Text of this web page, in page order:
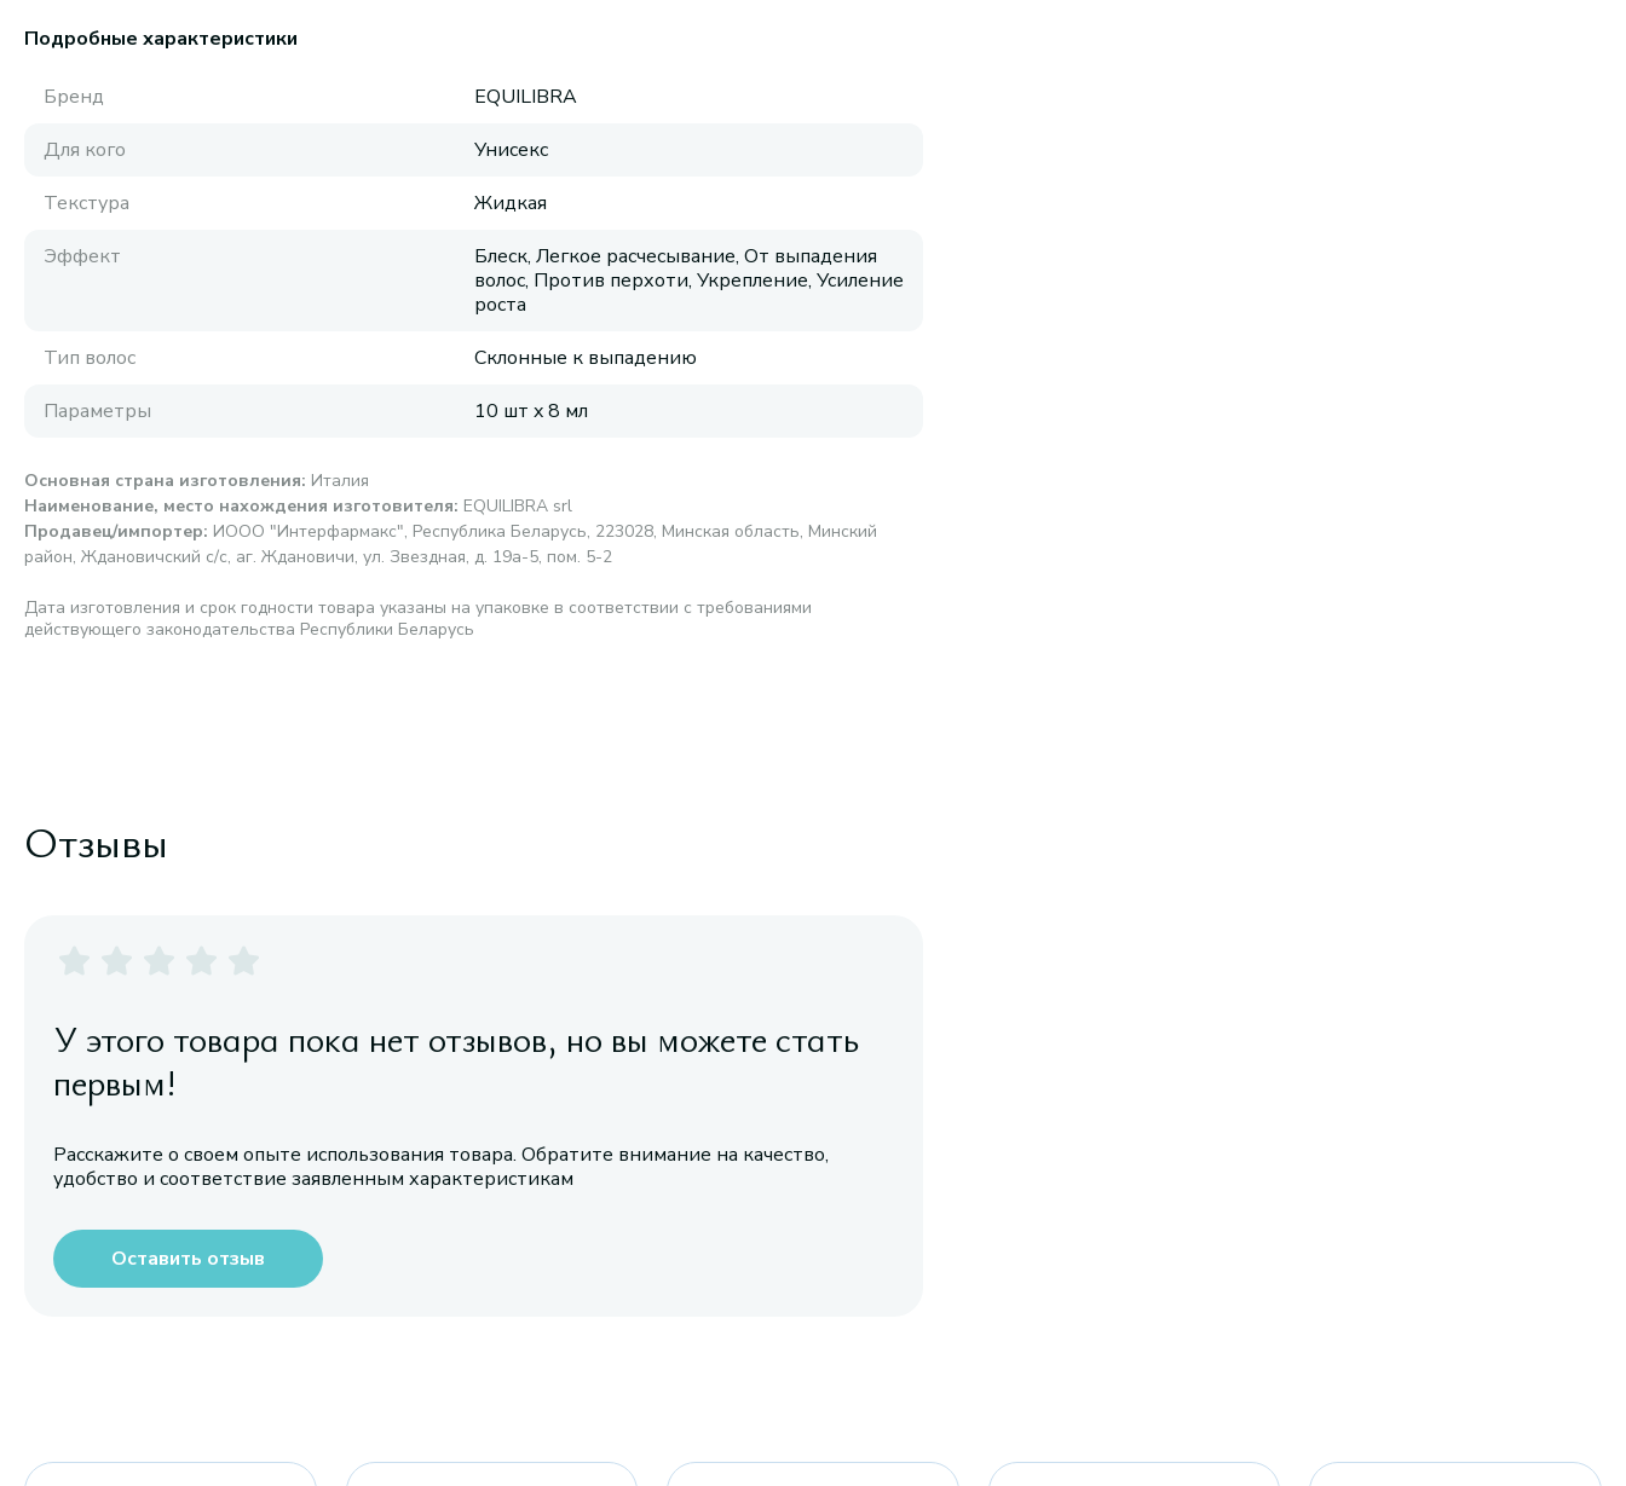
Подробные характеристики
Бренд
EQUILIBRA
Для кого
Унисекс
Текстура
Жидкая
Эффект
Блеск, Легкое расчесывание, От выпадения
волос, Против перхоти, Укрепление, Усиление
роста
Тип волос
Склонные к выпадению
Параметры
10 шт x 8 мл
Основная страна изготовления: Италия
Наименование, место нахождения изготовителя: EQUILIBRA srl
Продавец/импортер: ИООО "Интерфармакс", Республика Беларусь, 223028, Минская область, Минский
район, Ждановичский с/с, аг. Ждановичи, ул. Звездная, д. 19а-5, пом. 5-2
Дата изготовления и срок годности товара указаны на упаковке в соответствии с требованиями
действующего законодательства Республики Беларусь
Отзывы
У этого товара пока нет отзывов, но вы можете стать
первым!
Расскажите о своем опыте использования товара. Обратите внимание на качество,
удобство и соответствие заявленным характеристикам
Оставить отзыв